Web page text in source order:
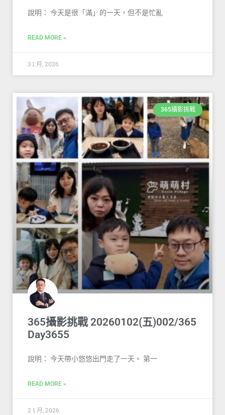
說明： 今天是很「滿」的一天，但不是忙亂
READ MORE »
3 1 月, 2026
365攝影挑戰
365攝影挑戰 20260102(五)002/365
Day3655
說明： 今天帶小悠悠出門走了一天。 第一
READ MORE »
2 1 月, 2026